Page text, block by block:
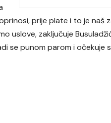
prije plate i to je naš
uslove, zaključuje
se punom parom i očekuje